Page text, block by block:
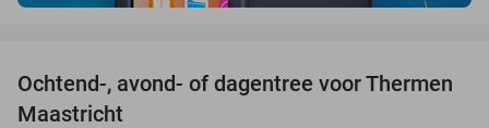
25%
Ochtend-, avond- of dagentree voor Thermen
Maastricht